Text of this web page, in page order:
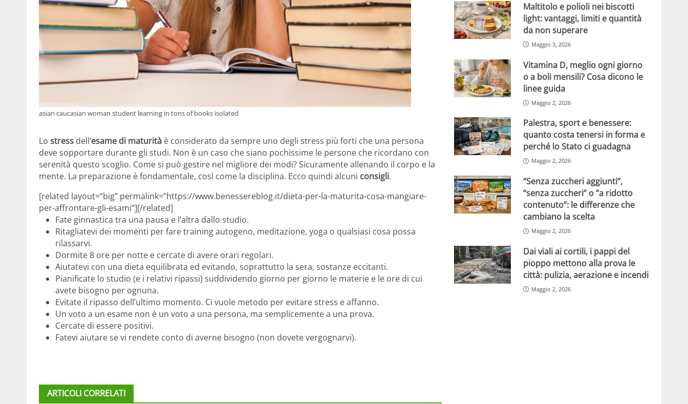
asian caucasian woman student learning in tons of books isolated
Lo stress dell’esame di maturità è considerato da sempre uno degli stress più forti che una persona
deve sopportare durante gli studi. Non è un caso che siano pochissime le persone che ricordano con
serenità questo scoglio. Come si può gestire nel migliore dei modi? Sicuramente allenando il corpo e la
mente. La preparazione è fondamentale, così come la disciplina. Ecco quindi alcuni consigli.
[related layout=”big” permalink=”https://www.benessereblog.it/dieta-per-la-maturita-cosa-mangiare-
per-affrontare-gli-esami”][/related]
Fate ginnastica tra una pausa e l’altra dallo studio.
Ritagliatevi dei momenti per fare training autogeno, meditazione, yoga o qualsiasi cosa possa
rilassarvi.
Dormite 8 ore per notte e cercate di avere orari regolari.
Aiutatevi con una dieta equilibrata ed evitando, soprattutto la sera, sostanze eccitanti.
Pianificate lo studio (e i relativi ripassi) suddividendo giorno per giorno le materie e le ore di cui
avete bisogno per ognuna.
Evitate il ripasso dell’ultimo momento. Ci vuole metodo per evitare stress e affanno.
Un voto a un esame non è un voto a una persona, ma semplicemente a una prova.
Cercate di essere positivi.
Fatevi aiutare se vi rendete conto di averne bisogno (non dovete vergognarvi).
ARTICOLI CORRELATI
Maltitolo e polioli nei biscotti
light: vantaggi, limiti e quantità
da non superare
Maggio 3, 2026
Vitamina D, meglio ogni giorno
o a boli mensili? Cosa dicono le
linee guida
Maggio 2, 2026
Palestra, sport e benessere:
quanto costa tenersi in forma e
perché lo Stato ci guadagna
Maggio 2, 2026
“Senza zuccheri aggiunti”,
“senza zuccheri” o “a ridotto
contenuto”: le differenze che
cambiano la scelta
Maggio 2, 2026
Dai viali ai cortili, i pappi del
pioppo mettono alla prova le
città: pulizia, aerazione e incendi
Maggio 2, 2026